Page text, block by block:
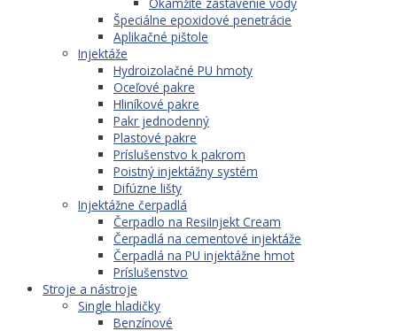
Špeciálne epoxidové penetrácie
Aplikačné pištole
Injektáže
Hydroizolačné PU hmoty
Oceľové pakre
Hliníkové pakre
Pakr jednodenný
Plastové pakre
Príslušenstvo k pakrom
Poistný injektážny systém
Difúzne lišty
Injektážne čerpadlá
Čerpadlo na ResiInjekt Cream
Čerpadlá na cementové injektáže
Čerpadlá na PU injektážne hmot
Príslušenstvo
Stroje a nástroje
Single hladičky
Benzínové